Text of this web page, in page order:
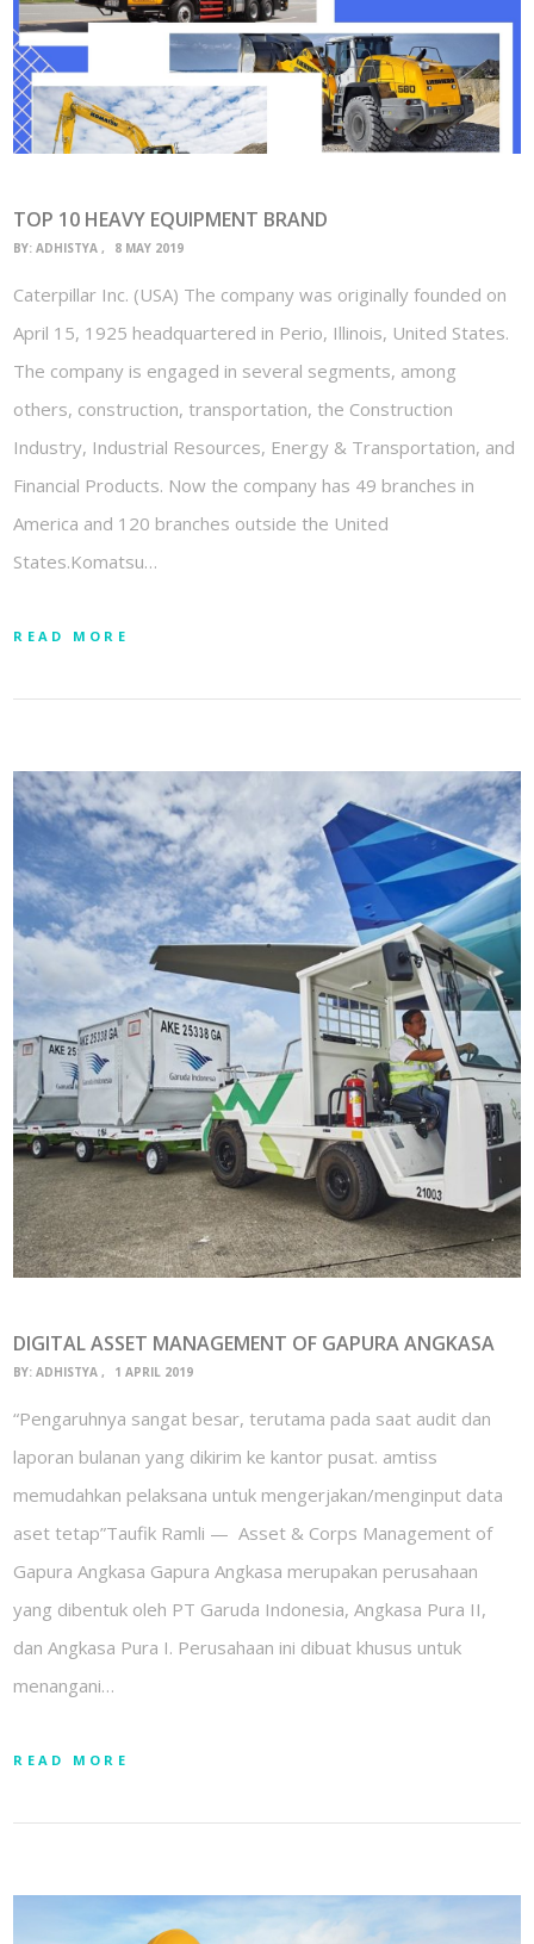
TOP 10 HEAVY EQUIPMENT BRAND
BY:ADHISTYA 8 MAY 2019
Caterpillar Inc. (USA) The company was originally founded on
April 15, 1925 headquartered in Perio, Illinois, United States.
The company is engaged in several segments, among
others, construction, transportation, the Construction
Industry, Industrial Resources, Energy & Transportation, and
Financial Products. Now the company has 49 branches in
America and 120 branches outside the United
States.Komatsu…
READ MORE
DIGITAL ASSET MANAGEMENT OF GAPURA ANGKASA
BY:ADHISTYA 1 APRIL 2019
“Pengaruhnya sangat besar, terutama pada saat audit dan
laporan bulanan yang dikirim ke kantor pusat. amtiss
memudahkan pelaksana untuk mengerjakan/menginput data
aset tetap”Taufik Ramli — Asset & Corps Management of
Gapura Angkasa Gapura Angkasa merupakan perusahaan
yang dibentuk oleh PT Garuda Indonesia, Angkasa Pura II,
dan Angkasa Pura I. Perusahaan ini dibuat khusus untuk
menangani…
READ MORE